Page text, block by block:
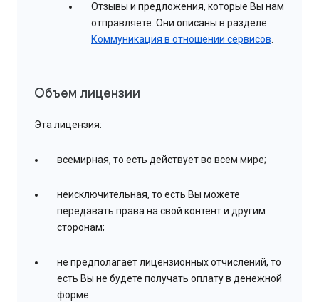
Отзывы и предложения, которые Вы нам
отправляете. Они описаны в разделе
Коммуникация в отношении сервисов.
Объем лицензии
Эта лицензия:
всемирная, то есть действует во всем мире;
неисключительная, то есть Вы можете
передавать права на свой контент и другим
сторонам;
не предполагает лицензионных отчислений, то
есть Вы не будете получать оплату в денежной
форме.